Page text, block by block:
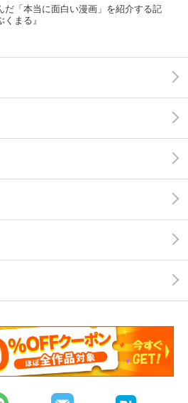
だ「本当に面白い漫画」を紹介する記
まる』